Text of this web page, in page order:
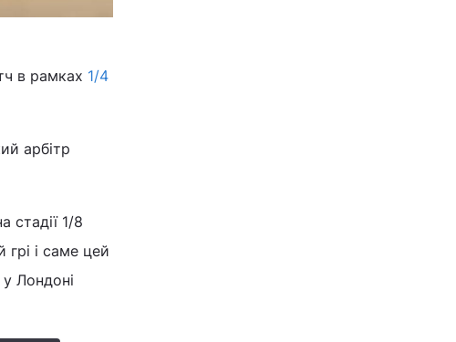
в рамках 1/4
арбітр
стадії 1/8
і саме цей
Лондоні